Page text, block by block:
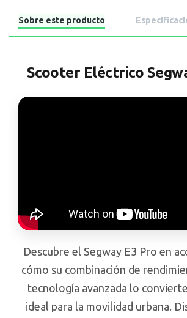
Sobre este producto
Scooter Eléctrico
Descubre el Segway E3 Pro en
cómo su combinación de
tecnología avanzada lo
ideal para la movilidad urbana.